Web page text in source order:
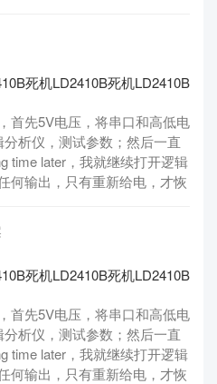
死机LD2410B死机LD2410B
首先5V电压，将串口和高低电
析仪，测试参数；然后一直
time later，我就继续打开逻辑
何输出，只有重新给电，才恢
死机LD2410B死机LD2410B
首先5V电压，将串口和高低电
析仪，测试参数；然后一直
time later，我就继续打开逻辑
何输出，只有重新给电，才恢